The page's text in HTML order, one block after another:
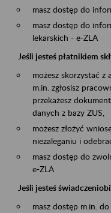
masz dostęp do
masz dostęp do
lekarskich - e-ZLA
Jeśli jesteś płatnikiem
możesz skorzystać z
m.in. zgłosisz
przekażesz
danych z bazy ZUS,
możesz złożyć
niezaleganiu i
masz dostęp do
e-ZLA
Jeśli jesteś
masz dostęp m.in.